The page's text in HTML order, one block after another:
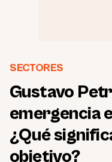
SECTORES
Gustavo
emergencia
¿Qué
objetivo?